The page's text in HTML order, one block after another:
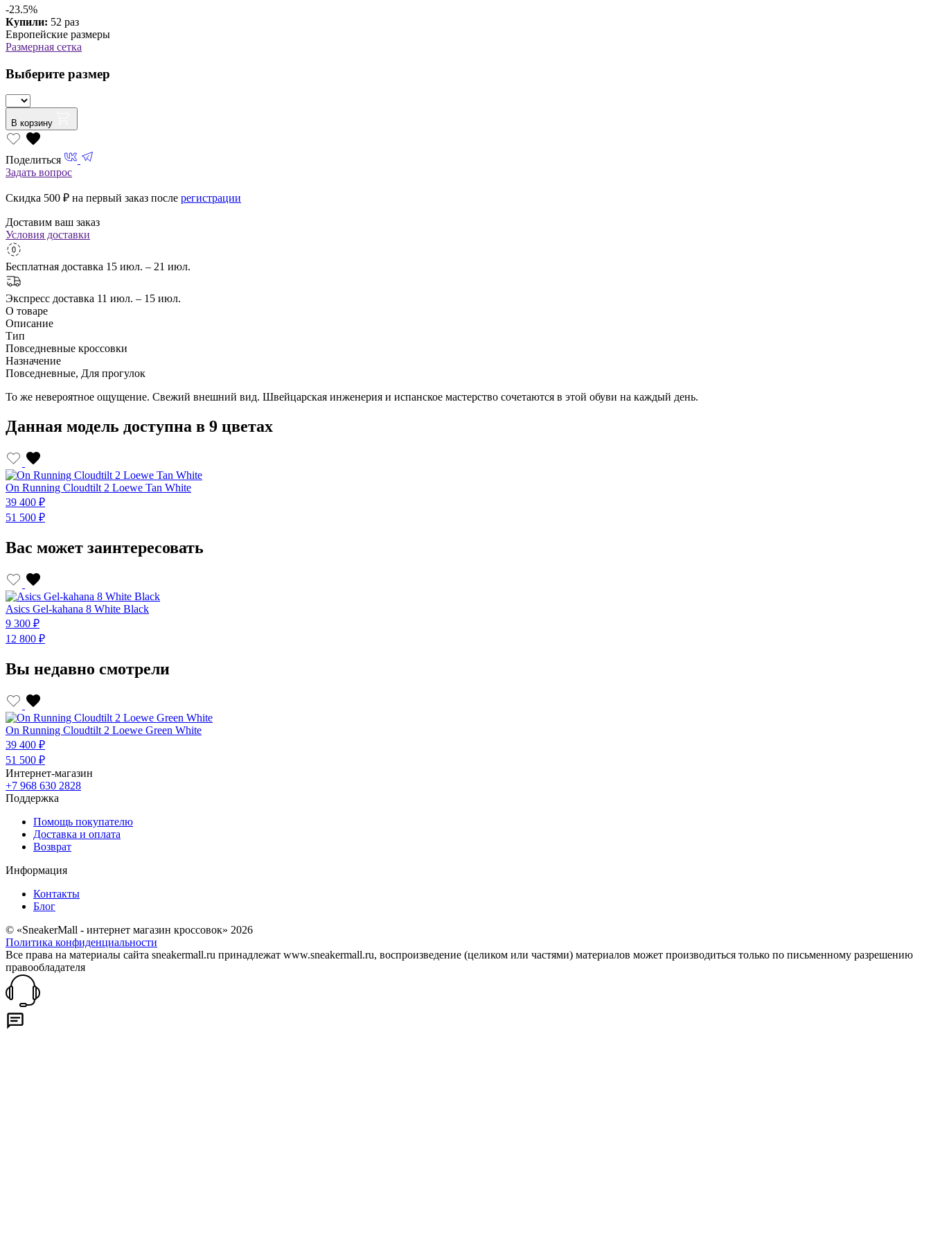
-23.5%
Купили: 52 раз
Европейские размеры
Размерная сетка
Выберите размер
В корзину
Поделиться
Задать вопрос
Скидка 500 ₽ на первый заказ после регистрации
Доставим ваш заказ
Условия доставки
Бесплатная доставка 15 июл. – 21 июл.
Экспресс доставка 11 июл. – 15 июл.
О товаре
Описание
Тип
Повседневные кроссовки
Назначение
Повседневные, Для прогулок
То же невероятное ощущение. Свежий внешний вид. Швейцарская инженерия и испанское мастерство сочетаются в этой обуви на каждый день.
Данная модель доступна в 9 цветах
On Running Cloudtilt 2 Loewe Tan White
39 400 ₽
51 500 ₽
Вас может заинтересовать
Asics Gel-kahana 8 White Black
9 300 ₽
12 800 ₽
Вы недавно смотрели
On Running Cloudtilt 2 Loewe Green White
39 400 ₽
51 500 ₽
Интернет-магазин
+7 968 630 2828
Поддержка
Помощь покупателю
Доставка и оплата
Возврат
Информация
Контакты
Блог
© «SneakerMall - интернет магазин кроссовок» 2026
Политика конфиденциальности
Все права на материалы сайта sneakermall.ru принадлежат www.sneakermall.ru, воспроизведение (целиком или частями) материалов может производиться только по письменному разрешению
правообладателя